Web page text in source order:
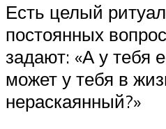
Есть целый
постоянных
задают: «А у тебя
может у тебя в
нераскаянный?»